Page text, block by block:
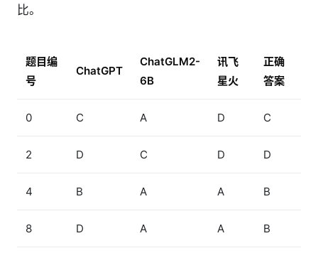
比。
题目编
号
ChatGPT
ChatGLM2-
6B
讯飞
星火
正确
答案
0 C A D C
2 D C D D
4 B A A B
8 D A A B